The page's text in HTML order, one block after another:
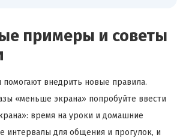
примеры и советы
внедрить новые правила.
«меньше экрана» попробуйте ввести
время на уроки и домашние
интервалы для общения и прогулок, и